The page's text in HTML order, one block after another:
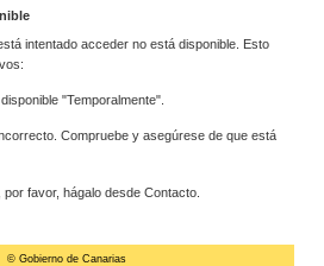
intentado acceder no está disponible. Esto
"Temporalmente".
Compruebe y asegúrese de que está
por favor, hágalo desde Contacto.
© Gobierno de Canarias